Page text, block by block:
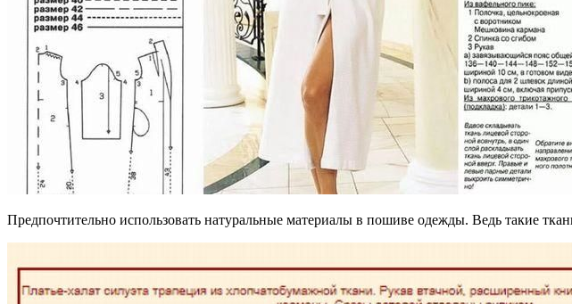
Предпочтительно использовать натуральные материалы в пошиве одежды. Ведь такие